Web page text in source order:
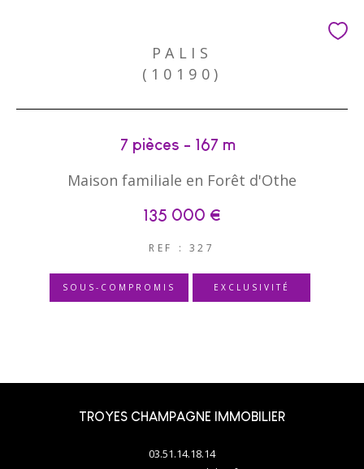
PALIS
(10190)
7 pièces - 167 m²
Maison familiale en Forêt d'Othe
135 000 €
REF : 327
SOUS-COMPROMIS EXCLUSIVITÉ
TROYES CHAMPAGNE IMMOBILIER
03.51.14.18.14